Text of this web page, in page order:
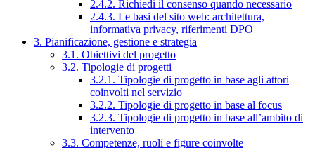
2.4.2. Richiedi il consenso quando necessario
2.4.3. Le basi del sito web: architettura,
informativa privacy, riferimenti DPO
3. Pianificazione, gestione e strategia
3.1. Obiettivi del progetto
3.2. Tipologie di progetti
3.2.1. Tipologie di progetto in base agli attori
coinvolti nel servizio
3.2.2. Tipologie di progetto in base al focus
3.2.3. Tipologie di progetto in base all’ambito di
intervento
3.3. Competenze, ruoli e figure coinvolte